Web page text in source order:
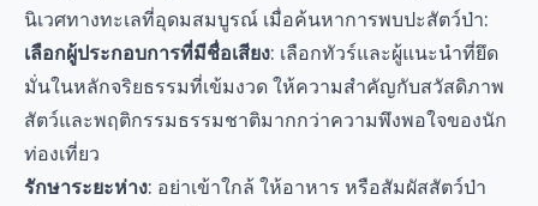
นิเวศทางทะเลที่อุดมสมบูรณ์ เมื่อค้นหาการพบปะสัตว์ป่า:
เลือกผู้ประกอบการที่มีชื่อเสียง: เลือกทัวร์และผู้แนะนำที่ยึด
มั่นในหลักจริยธรรมที่เข้มงวด ให้ความสำคัญกับสวัสดิภาพ
สัตว์และพฤติกรรมธรรมชาติมากกว่าความพึงพอใจของนัก
ท่องเที่ยว
รักษาระยะห่าง: อย่าเข้าใกล้ ให้อาหาร หรือสัมผัสสัตว์ป่า